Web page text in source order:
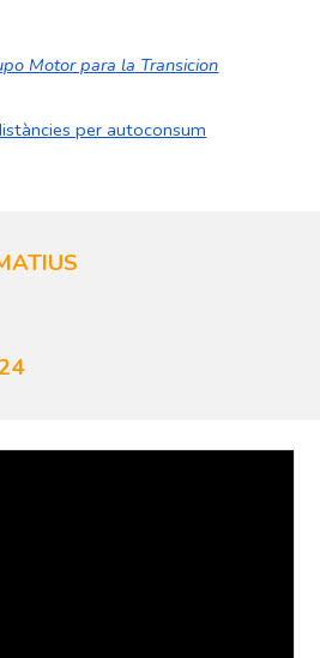
Motor para la Transicion
per autoconsum